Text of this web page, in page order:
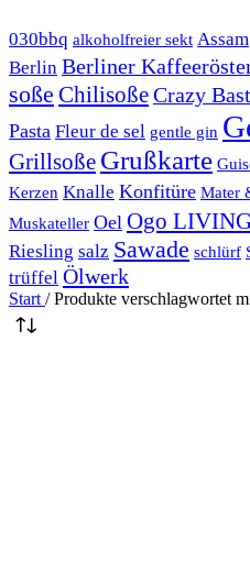
030bbq alkoholfreier sekt Assam
Berlin Berliner
soße ChilisoßeCrazy
Pasta Fleur de sel gentle gin
Grillsoße Grußkarte
Kerzen Knalle Konfitüre Mater
Muskateller Oel Ogo
Riesling salz Sawade schlürf
trüffel Ölwerk
Start / Produkte verschlagwortet